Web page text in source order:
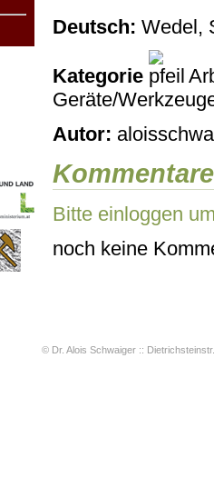
Deutsch: Wedel,
Kategorie
Geräte/
Autor:
Kommentare
Bitte einloggen
noch keine
© Dr. Alois Schwaiger ::